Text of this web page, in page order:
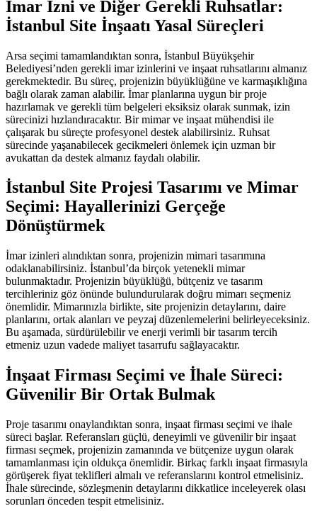
İmar İzni ve Diğer Gerekli Ruhsatlar:
İstanbul Site İnşaatı Yasal Süreçleri
Arsa seçimi tamamlandıktan sonra, İstanbul Büyükşehir
Belediyesi’nden gerekli imar izinlerini ve inşaat ruhsatlarını almanız
gerekmektedir. Bu süreç, projenizin büyüklüğüne ve karmaşıklığına
bağlı olarak zaman alabilir. İmar planlarına uygun bir proje
hazırlamak ve gerekli tüm belgeleri eksiksiz olarak sunmak, izin
sürecinizi hızlandıracaktır. Bir mimar ve inşaat mühendisi ile
çalışarak bu süreçte profesyonel destek alabilirsiniz. Ruhsat
sürecinde yaşanabilecek gecikmeleri önlemek için uzman bir
avukattan da destek almanız faydalı olabilir.
İstanbul Site Projesi Tasarımı ve Mimar
Seçimi: Hayallerinizi Gerçeğe
Dönüştürmek
İmar izinleri alındıktan sonra, projenizin mimari tasarımına
odaklanabilirsiniz. İstanbul’da birçok yetenekli mimar
bulunmaktadır. Projenizin büyüklüğü, bütçeniz ve tasarım
tercihleriniz göz önünde bulundurularak doğru mimarı seçmeniz
önemlidir. Mimarınızla birlikte, site projenizin detaylarını, daire
planlarını, ortak alanları ve peyzaj düzenlemelerini belirleyeceksiniz.
Bu aşamada, sürdürülebilir ve enerji verimli bir tasarım tercih
etmeniz uzun vadede maliyet tasarrufu sağlayacaktır.
İnşaat Firması Seçimi ve İhale Süreci:
Güvenilir Bir Ortak Bulmak
Proje tasarımı onaylandıktan sonra, inşaat firması seçimi ve ihale
süreci başlar. Referansları güçlü, deneyimli ve güvenilir bir inşaat
firması seçmek, projenizin zamanında ve bütçenize uygun olarak
tamamlanması için oldukça önemlidir. Birkaç farklı inşaat firmasıyla
görüşerek fiyat teklifleri almalı ve referanslarını kontrol etmelisiniz.
İhale sürecinde, sözleşmenin detaylarını dikkatlice inceleyerek olası
sorunları önceden tespit etmelisiniz.